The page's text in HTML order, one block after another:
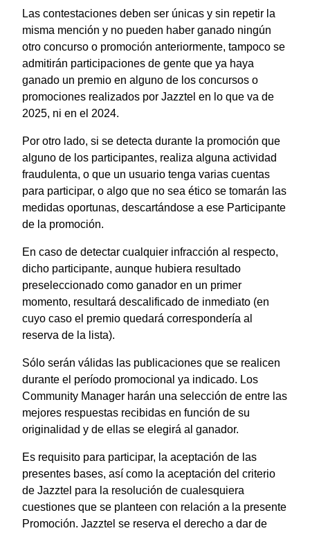
Las contestaciones deben ser únicas y sin repetir la
misma mención y no pueden haber ganado ningún
otro concurso o promoción anteriormente, tampoco se
admitirán participaciones de gente que ya haya
ganado un premio en alguno de los concursos o
promociones realizados por Jazztel en lo que va de
2025, ni en el 2024.
Por otro lado, si se detecta durante la promoción que
alguno de los participantes, realiza alguna actividad
fraudulenta, o que un usuario tenga varias cuentas
para participar, o algo que no sea ético se tomarán las
medidas oportunas, descartándose a ese Participante
de la promoción.
En caso de detectar cualquier infracción al respecto,
dicho participante, aunque hubiera resultado
preseleccionado como ganador en un primer
momento, resultará descalificado de inmediato (en
cuyo caso el premio quedará correspondería al
reserva de la lista).
Sólo serán válidas las publicaciones que se realicen
durante el período promocional ya indicado. Los
Community Manager harán una selección de entre las
mejores respuestas recibidas en función de su
originalidad y de ellas se elegirá al ganador.
Es requisito para participar, la aceptación de las
presentes bases, así como la aceptación del criterio
de Jazztel para la resolución de cualesquiera
cuestiones que se planteen con relación a la presente
Promoción. Jazztel se reserva el derecho a dar de